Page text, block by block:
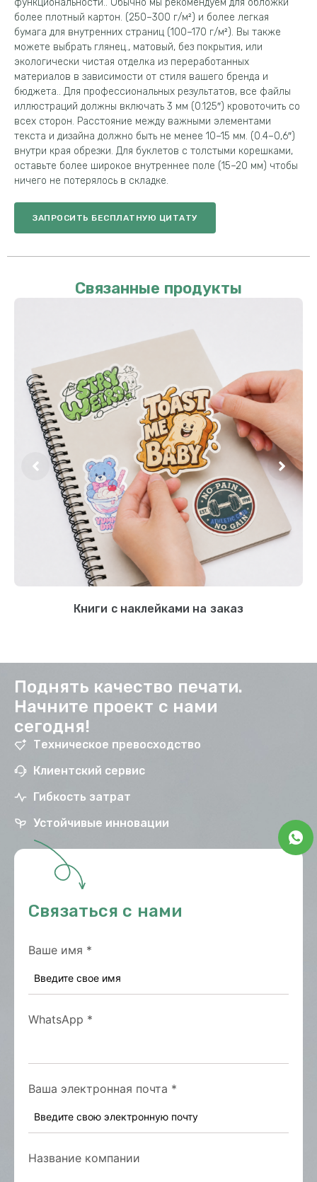
функциональности.. Обычно мы рекомендуем для обложки
более плотный картон. (250–300 г/м²) и более легкая
бумага для внутренних страниц (100–170 г/м²). Вы также
можете выбрать глянец., матовый, без покрытия, или
экологически чистая отделка из переработанных
материалов в зависимости от стиля вашего бренда и
бюджета.. Для профессиональных результатов, все файлы
иллюстраций должны включать 3 мм (0.125″) кровоточить со
всех сторон. Расстояние между важными элементами
текста и дизайна должно быть не менее 10–15 мм. (0.4–0,6″)
внутри края обрезки. Для буклетов с толстыми корешками,
оставьте более широкое внутреннее поле (15–20 мм) чтобы
ничего не потерялось в складке.
ЗАПРОСИТЬ БЕСПЛАТНУЮ ЦИТАТУ
Связанные продукты
Книги с наклейками на заказ
Поднять качество печати.
Начните проект с нами
сегодня!
Техническое превосходство
Клиентский сервис
Гибкость затрат
Устойчивые инновации
Связаться с нами
Ваше имя *
WhatsApp *
Ваша электронная почта *
Название компании